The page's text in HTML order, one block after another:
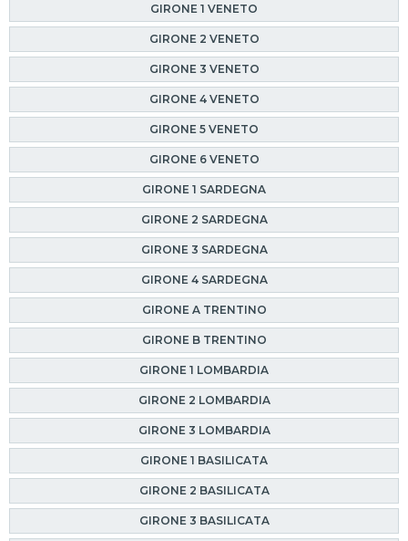
GIRONE 1 VENETO
GIRONE 2 VENETO
GIRONE 3 VENETO
GIRONE 4 VENETO
GIRONE 5 VENETO
GIRONE 6 VENETO
GIRONE 1 SARDEGNA
GIRONE 2 SARDEGNA
GIRONE 3 SARDEGNA
GIRONE 4 SARDEGNA
GIRONE A TRENTINO
GIRONE B TRENTINO
GIRONE 1 LOMBARDIA
GIRONE 2 LOMBARDIA
GIRONE 3 LOMBARDIA
GIRONE 1 BASILICATA
GIRONE 2 BASILICATA
GIRONE 3 BASILICATA